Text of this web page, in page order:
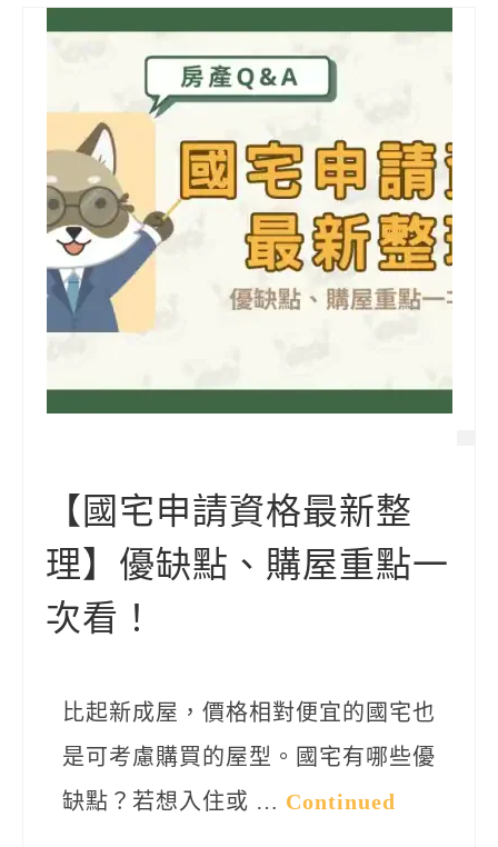
代書貸款
銀行貸款
其他貸款
申貸Q&A
久通專欄
時事解析
生活理財
【國宅申請資格最新整
理】優缺點、購屋重點一
次看！
比起新成屋，價格相對便宜的國宅也
是可考慮購買的屋型。國宅有哪些優
缺點？若想入住或 … Continued